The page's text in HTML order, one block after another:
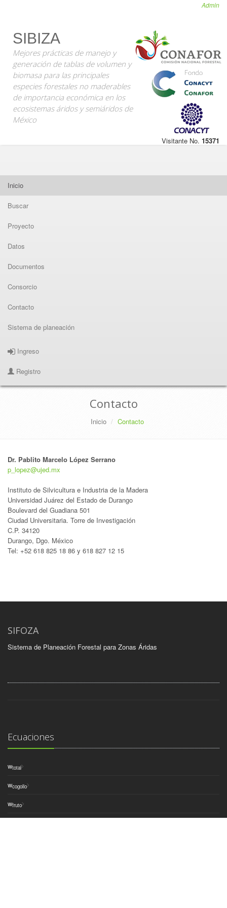
Admin
SIBIZA
Mejores prácticas de manejo y
generación de tablas de volumen y
biomasa para las principales
especies forestales no maderables
de importancia económica en los
ecosistemas áridos y semiáridos de
México
Visitante No. 15371
Inicio
Buscar
Proyecto
Datos
Documentos
Consorcio
Contacto
Sistema de planeación
Ingreso
Registro
Contacto
Inicio Contacto
Dr. Pablito Marcelo López Serrano
p_lopez@ujed.mx
Instituto de Silvicultura e Industria de la Madera
Universidad Juárez del Estado de Durango
Boulevard del Guadiana 501
Ciudad Universitaria. Torre de Investigación
C.P. 34120
Durango, Dgo. México
Tel: +52 618 825 18 86 y 618 827 12 15
SIFOZA
Sistema de Planeación Forestal para Zonas Áridas
Ecuaciones
wtotal
wcogollo
wfruto